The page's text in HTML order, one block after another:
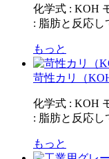
化学式 : KOH
: 脂肪と反応
もっと
苛性カリ（
化学式 : KOH
: 脂肪と反応
もっと